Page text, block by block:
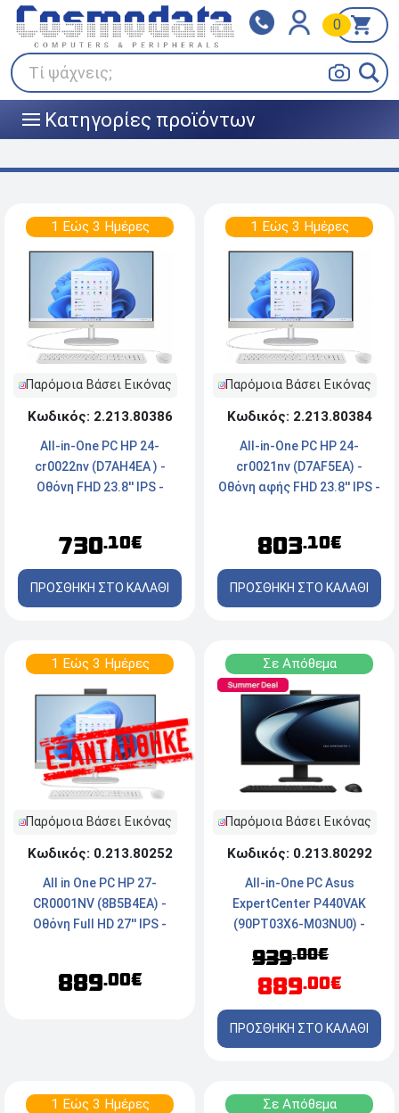
Τί ψάχνεις;
0
||| Κατηγορίες προϊόντων
Klarna
Πληρώστε σε 3
άτοκες δόσεις
BOX NOW
1 Εώς 3 Ημέρες
Παρόμοια Βάσει Εικόνας
Κωδικός: 2.213.80386
All-in-One PC HP 24-
cr0022nv (D7AH4EA ) -
Οθόνη FHD 23.8'' IPS -
Webcam - Windows 11
Home - White
730.10€
ΠΡΟΣΘΗΚΗ ΣΤΟ ΚΑΛΑΘΙ
1 Εώς 3 Ημέρες
Παρόμοια Βάσει Εικόνας
Κωδικός: 2.213.80384
All-in-One PC HP 24-
cr0021nv (D7AF5EA) -
Οθόνη αφής FHD 23.8'' IPS -
Webcam - Windows 11
Home - White
803.10€
ΠΡΟΣΘΗΚΗ ΣΤΟ ΚΑΛΑΘΙ
1 Εώς 3 Ημέρες
Παρόμοια Βάσει Εικόνας
Κωδικός: 0.213.80252
All in One PC HP 27-
CR0001NV (8B5B4EA) -
Οθόνη Full HD 27'' IPS -
NVMe™ M.2 - Windows 11
889.00€
Σε Απόθεμα
Παρόμοια Βάσει Εικόνας
Κωδικός: 0.213.80292
All-in-One PC Asus
ExpertCenter P440VAK
(90PT03X6-M03NU0) -
Core™ i5-13420H - 16GB
RAM - 512GB M.2 SSD NVMe
939.00€
889.00€
ΠΡΟΣΘΗΚΗ ΣΤΟ ΚΑΛΑΘΙ
1 Εώς 3 Ημέρες Σε Απόθεμα